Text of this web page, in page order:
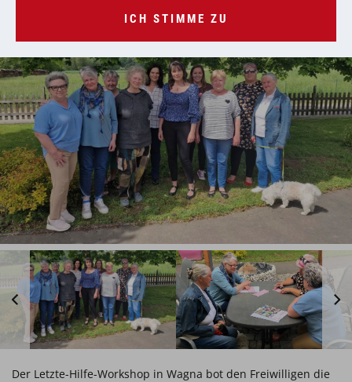
gemeinsamer Erinnerungen.
Der Letzte-Hilfe-Workshop in Wagna bot den Freiwilligen die
ICH STIMME ZU